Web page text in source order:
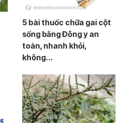
5 bài thuốc chữa gai cột
sống bằng Đông y an
toàn, nhanh khỏi,
không...